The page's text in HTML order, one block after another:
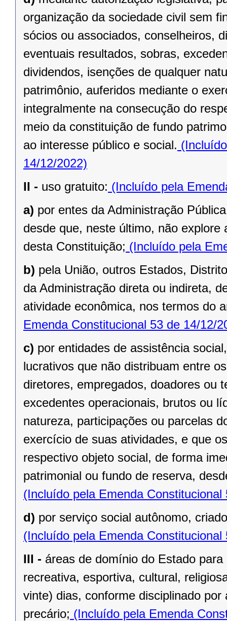
organização da sociedade civil sem
sócios ou associados, conselheiros,
eventuais resultados, sobras,
dividendos, isenções de qualquer
patrimônio, auferidos mediante o
integralmente na consecução do
meio da constituição de fundo
ao interesse público e social.
14/12/2022)
II - uso gratuito: (Incluído pela
a) por entes da Administração
desde que, neste último, não
desta Constituição; (Incluído pela
b) pela União, outros Estados,
da Administração direta ou indireta,
atividade econômica, nos termos do
Emenda Constitucional 53 de 14/12/
c) por entidades de assistência
lucrativos que não distribuam entre
diretores, empregados, doadores ou
excedentes operacionais, brutos ou
natureza, participações ou parcelas
exercício de suas atividades, e que
respectivo objeto social, de forma
patrimonial ou fundo de reserva,
(Incluído pela Emenda Constitucional
d) por serviço social autônomo,
(Incluído pela Emenda Constitucional
III - áreas de domínio do Estado
recreativa, esportiva, cultural,
vinte) dias, conforme disciplinado
precário; (Incluído pela Emenda